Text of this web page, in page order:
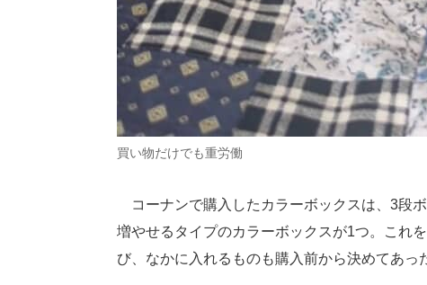
買い物だけでも重労働
コーナンで購入したカラーボックスは、3段
増やせるタイプのカラーボックスが1つ。これ
び、なかに入れるものも購入前から決めてあっ